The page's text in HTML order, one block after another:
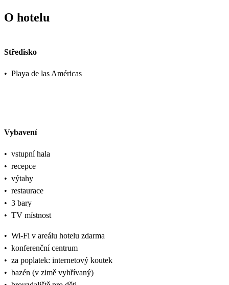
O hotelu
Středisko
• Playa de las Américas
Vybavení
• vstupní hala
• recepce
• výtahy
• restaurace
• 3 bary
• TV místnost
• Wi-Fi v areálu hotelu zdarma
• konferenční centrum
• za poplatek: internetový koutek
• bazén (v zimě vyhřívaný)